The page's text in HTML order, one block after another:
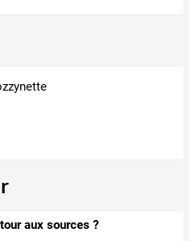
aux sources ?